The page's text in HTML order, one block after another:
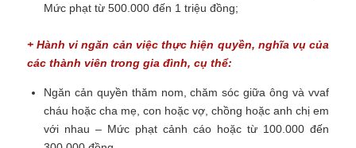
Mức phạt từ 500.000 đến 1 triệu đồng;
+ Hành vi ngăn cản việc thực hiện quyền, nghĩa vụ của
các thành viên trong gia đình, cụ thể:
Ngăn cản quyền thăm nom, chăm sóc giữa ông và vvaf
cháu hoặc cha mẹ, con hoặc vợ, chồng hoặc anh chị em
với nhau – Mức phạt cảnh cáo hoặc từ 100.000 đến